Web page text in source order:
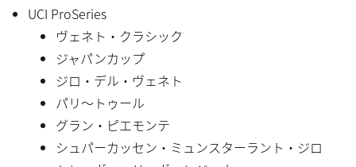
UCI ProSeries
ヴェネト・クラシック
ジャパンカップ
ジロ・デル・ヴェネト
パリ〜トゥール
グラン・ピエモンテ
シュパーカッセン・ミュンスターラント・ジロ